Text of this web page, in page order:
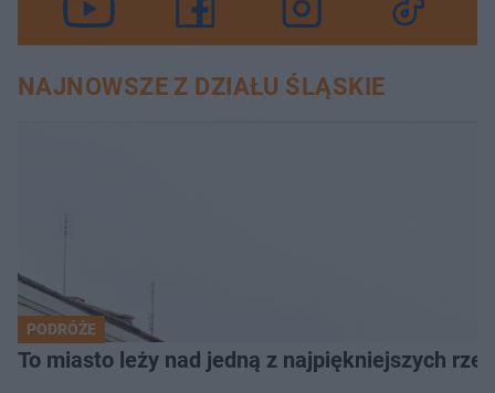
NAJNOWSZE Z DZIAŁU ŚLĄSKIE
PODRÓŻE
To miasto leży nad jedną z najpiękniejszych